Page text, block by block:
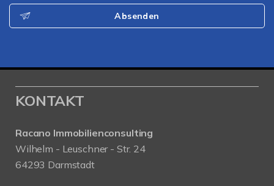
Absenden
KONTAKT
Racano Immobilienconsulting
Wilhelm - Leuschner - Str. 24
64293 Darmstadt